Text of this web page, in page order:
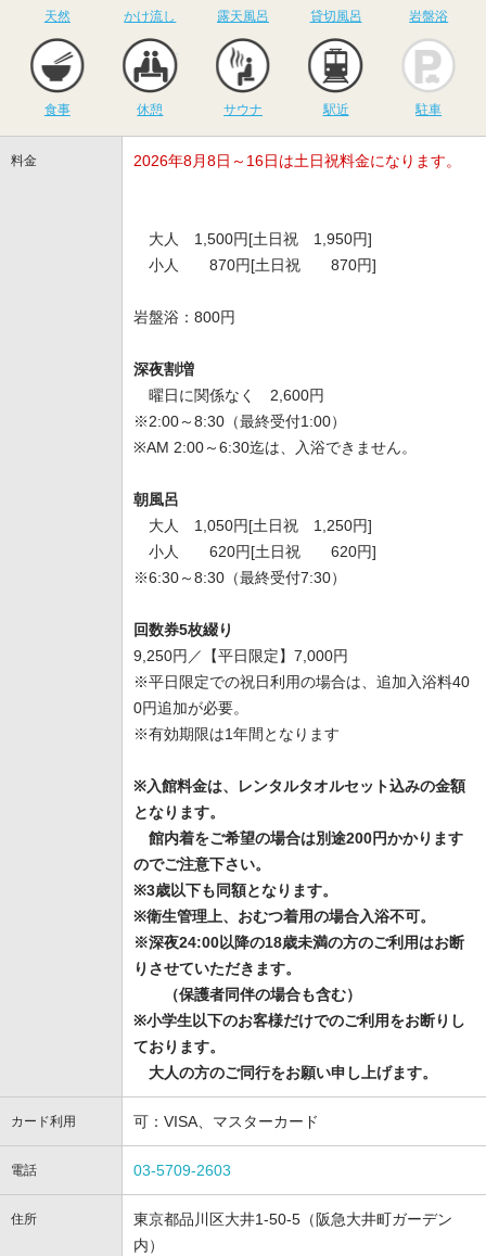
天然 かけ流し 露天風呂 貸切風呂 岩盤浴
食事 休憩
サウナ
サウナ 駅近 駐車
料金 2026年8月8日～16日は土日祝料金になります。
大人 1,500円[土日祝 1,950円]
小人 870円[土日祝 870円]
岩盤浴：800円
深夜割増
曜日に関係なく 2,600円
※2:00～8:30（最終受付1:00）
※AM 2:00～6:30迄は、入浴できません。
朝風呂
大人 1,050円[土日祝 1,250円]
小人 620円[土日祝 620円]
※6:30～8:30（最終受付7:30）
回数券5枚綴り
9,250円／【平日限定】7,000円
※平日限定での祝日利用の場合は、追加入浴料40
0円追加が必要。
※有効期限は1年間となります
※入館料金は、レンタルタオルセット込みの金額
となります。
館内着をご希望の場合は別途200円かかります
のでご注意下さい。
※3歳以下も同額となります。
※衛生管理上、おむつ着用の場合入浴不可。
※深夜24:00以降の18歳未満の方のご利用はお断
りさせていただきます。
（保護者同伴の場合も含む）
※小学生以下のお客様だけでのご利用をお断りし
ております。
大人の方のご同行をお願い申し上げます。
カード利用 可：VISA、マスターカード
電話 03-5709-2603
住所
東京都品川区大井1-50-5（阪急大井町ガーデン
内）